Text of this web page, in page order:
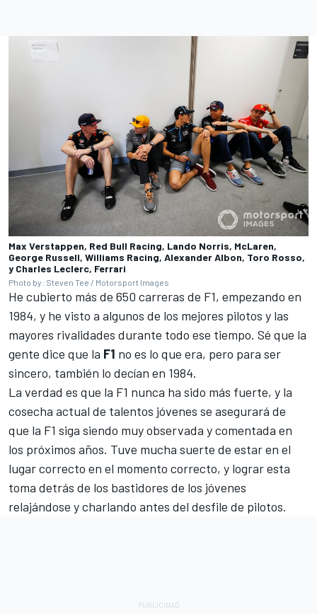
Max Verstappen, Red Bull Racing, Lando Norris, McLaren,
George Russell, Williams Racing, Alexander Albon, Toro Rosso,
y Charles Leclerc, Ferrari
Photo by: Steven Tee / Motorsport Images
He cubierto más de 650 carreras de F1, empezando en
1984, y he visto a algunos de los mejores pilotos y las
mayores rivalidades durante todo ese tiempo. Sé que la
gente dice que la F1 no es lo que era, pero para ser
sincero, también lo decían en 1984.
La verdad es que la F1 nunca ha sido más fuerte, y la
cosecha actual de talentos jóvenes se asegurará de
que la F1 siga siendo muy observada y comentada en
los próximos años. Tuve mucha suerte de estar en el
lugar correcto en el momento correcto, y lograr esta
toma detrás de los bastidores de los jóvenes
relajándose y charlando antes del desfile de pilotos.